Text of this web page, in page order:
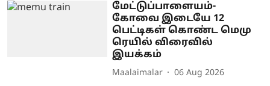
மேட்டுப்பாளையம்-
கோவை இடையே 12
பெட்டிகள் கொண்ட மெமு
ரெயில் விரைவில்
இயக்கம்
Maalaimalar 06 Aug 2026